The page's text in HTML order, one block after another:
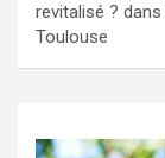
revitalisé ? dans
Toulouse